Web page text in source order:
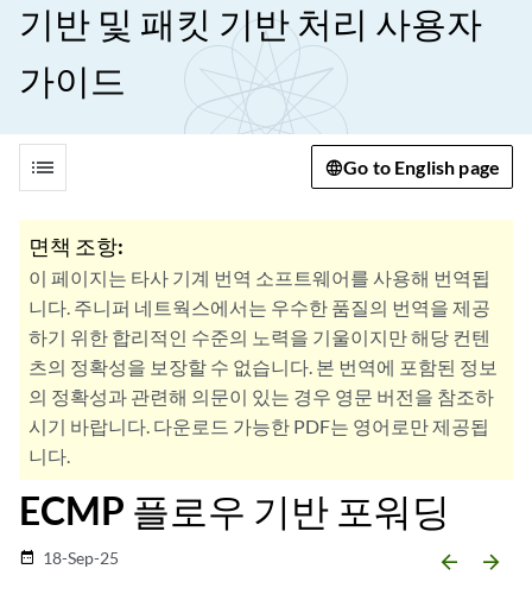
기반 및 패킷 기반 처리 사용자
가이드
list Go to English page
면책 조항:
이 페이지는 타사 기계 번역 소프트웨어를 사용해 번역됩
니다. 주니퍼 네트웍스에서는 우수한 품질의 번역을 제공
하기 위한 합리적인 수준의 노력을 기울이지만 해당 컨텐
츠의 정확성을 보장할 수 없습니다. 본 번역에 포함된 정보
의 정확성과 관련해 의문이 있는 경우 영문 버전을 참조하
시기 바랍니다. 다운로드 가능한 PDF는 영어로만 제공됩
니다.
ECMP 플로우 기반 포워딩
date_range 18-Sep-25 arrow_backward arrow_forward